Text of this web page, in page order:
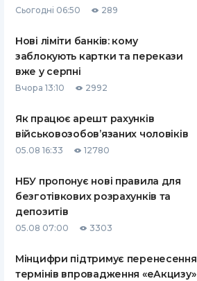
СТРАХУВАННЮ
ВСІ СТРАХОВІ ПОЛІСИ
СТРАХОВІ КОМПАНІЇ
ВІДГУКИ ПРО СТРАХОВІ
КОМПАНІЇ
КОНТАКТИ
Сьогодні 06:50 289
Нові ліміти банків: кому
заблокують картки та перекази
вже у серпні
Вчора 13:10 2992
Як працює арешт рахунків
військовозобов’язаних чоловіків
05.08 16:33 12780
НБУ пропонує нові правила для
безготівкових розрахунків та
депозитів
05.08 07:00 3303
Мінцифри підтримує перенесення
термінів впровадження «еАкцизу»